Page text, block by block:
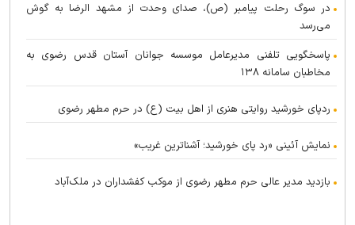
در سوگ رحلت پیامبر (ص)، صدای وحدت از مشهد الرضا به گوش
می‌رسد
پاسخگویی تلفنی مدیرعامل موسسه جوانان آستان قدس رضوی به
مخاطبان سامانه ۱۳۸
ردپای خورشید روایتی هنری از اهل بیت (ع) در حرم مطهر رضوی
نمایش آئینی «رد پای خورشید؛ آشناترین غریب»
بازدید مدیر عالی حرم مطهر رضوی از موکب کفشداران در ملک‌آباد